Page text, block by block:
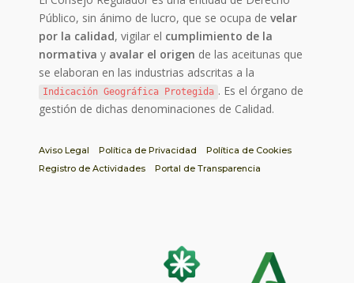
Público, sin ánimo de lucro, que se ocupa develar
por la calidad, vigilar el cumplimiento de la
normativa y avalar el origen de las aceitunas que
se elaboran en las industrias adscritas a la
Indicación Geográfica Protegida . Es el órgano de
gestión de dichas denominaciones de Calidad.
Aviso Legal Política de Privacidad
Política de Cookies
Registro de Actividades
Portal de Transparencia